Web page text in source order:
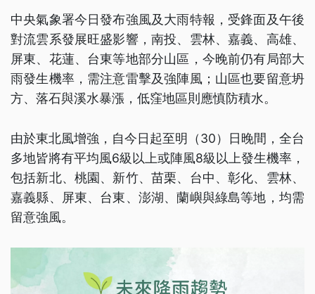
中央氣象署今日發布強風及大雨特報，受鋒面及午後
對流雲系發展旺盛影響，南投、雲林、嘉義、高雄、
屏東、花蓮、台東等地部分山區，今晚前仍有局部大
雨發生機率，需注意雷擊及強陣風；山區也要留意坍
方、落石與溪水暴漲，低窪地區則應慎防積水。
由於東北風增強，自今日起至明（30）日晚間，全台
多地皆將有平均風6級以上或陣風8級以上發生機率，
包括新北、桃園、新竹、苗栗、台中、彰化、雲林、
嘉義縣、屏東、台東、澎湖、蘭嶼與綠島等地，均需
留意強風。